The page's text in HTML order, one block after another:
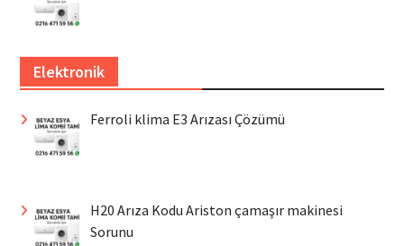
Elektronik
Ferroli klima E3 Arızası Çözümü
H20 Arıza Kodu Ariston çamaşır makinesi
Sorunu